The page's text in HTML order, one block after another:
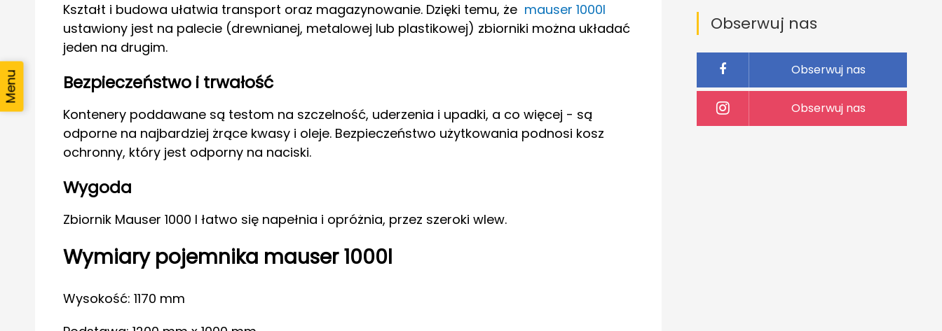
Kształt i budowa ułatwia transport oraz magazynowanie. Dzięki temu, że mauser 1000l
ustawiony jest na palecie (drewnianej, metalowej lub plastikowej) zbiorniki można układać
jeden na drugim.
Bezpieczeństwo i trwałość
Kontenery poddawane są testom na szczelność, uderzenia i upadki, a co więcej - są
odporne na najbardziej żrące kwasy i oleje. Bezpieczeństwo użytkowania podnosi kosz
ochronny, który jest odporny na naciski.
Wygoda
Zbiornik Mauser 1000 l łatwo się napełnia i opróżnia, przez szeroki wlew.
Wymiary pojemnika mauser 1000l
Wysokość: 1170 mm
Obserwuj nas
Obserwuj nas
Obserwuj nas